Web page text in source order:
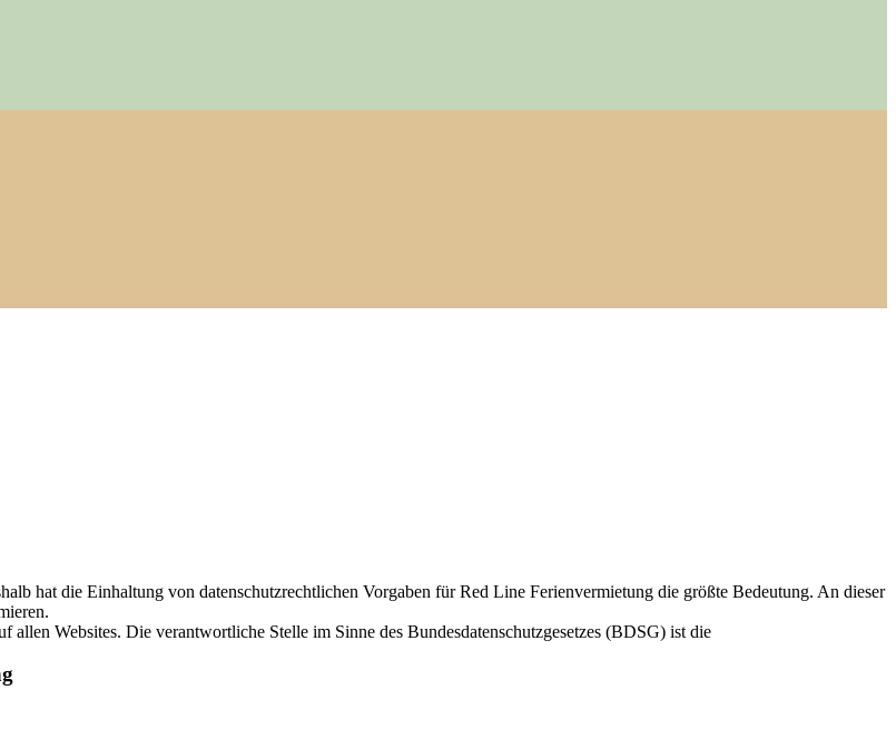
hat die Einhaltung von datenschutzrechtlichen Vorgaben für Red Line Ferienvermietung die größte Bedeutung. An dieser
Websites. Die verantwortliche Stelle im Sinne des Bundesdatenschutzgesetzes (BDSG) ist die